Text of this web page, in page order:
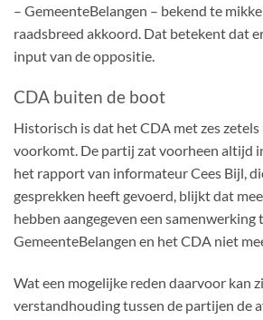
– GemeenteBelangen – bekend te
raadsbreed akkoord. Dat betekent dat
input van de oppositie.
CDA buiten de boot
Historisch is dat het CDA met zes
voorkomt. De partij zat voorheen altijd
het rapport van informateur Cees Bijl,
gesprekken heeft gevoerd, blijkt dat
hebben aangegeven een samenwerking
GemeenteBelangen en het CDA niet
Wat een mogelijke reden daarvoor kan
verstandhouding tussen de partijen de